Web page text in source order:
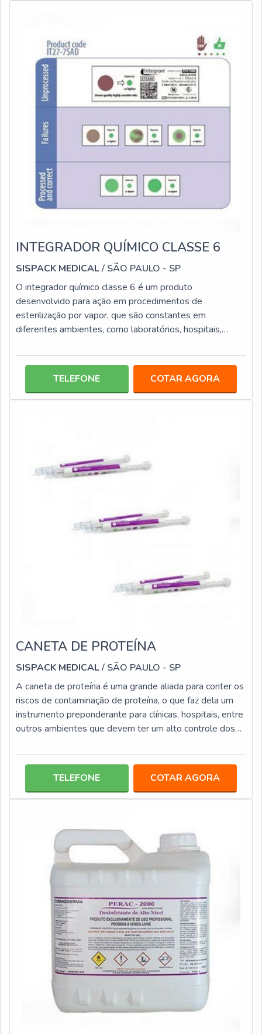
INTEGRADOR QUÍMICO CLASSE 6
SISPACK MEDICAL/ SÃO PAULO - SP
O integrador químico classe 6 é um produto
desenvolvido para ação em procedimentos de
esterilização por vapor, que são constantes em
diferentes ambientes, como laboratórios, hospitais,
modalidade de EMULADOR químico tem um papel
avalia diferentes parâmetros, tais como: Qualidade do
vapor; Tempo de exposição; Temperatura.Informações
TELEFONE COTAR AGORA
CANETA DE PROTEÍNA
SISPACK MEDICAL/ SÃO PAULO - SP
A caneta de proteína é uma grande aliada para conter os
riscos de contaminação de proteína, o que faz dela um
instrumento preponderante para clínicas, hospitais, entre
outros ambientes que devem ter um alto controle dos
vantagens, entre elas: Alta capacidade de detecção seja
ug de proteína; Agilidade de resposta; Fácil
interpretação do resultado.A caneta fabricada para teste
TELEFONE COTAR AGORA